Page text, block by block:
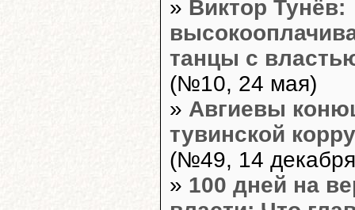
» Виктор Тунёв:
танцы с
(№10, 24 мая)
» Авгиевы
тувинской
(№49, 14
» 100 дней на